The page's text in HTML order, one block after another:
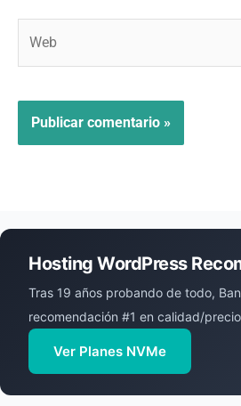
Hosting WordPress
Tras 19 años probando de todo,
recomendación #1 en calidad/
Ver Planes NVMe